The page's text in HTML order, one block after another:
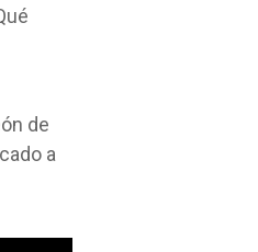
de
a